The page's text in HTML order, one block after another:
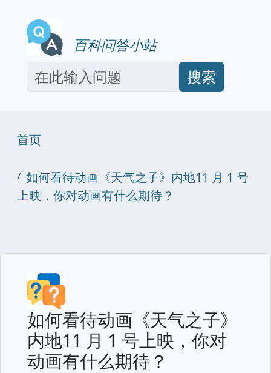
百科问答小站
搜索
首页
如何看待动画《天气之子》内地11 月 1 号
上映，你对动画有什么期待？
如何看待动画《天气之子》
内地11 月 1 号上映，你对
动画有什么期待？